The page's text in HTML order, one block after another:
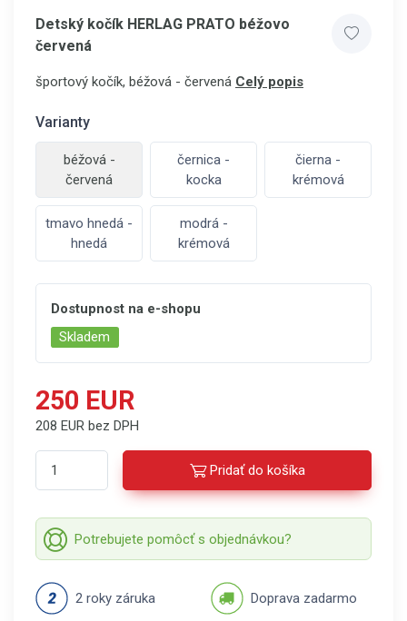
Detský kočík HERLAG PRATO béžovo
červená
športový kočík, béžová - červená Celý popis
Varianty
béžová -
červená
černica -
kocka
čierna -
krémová
tmavo hnedá -
hnedá
modrá -
krémová
Dostupnost na e-shopu
Skladem
250 EUR
208 EUR bez DPH
Pridať do košíka
Potrebujete pomôcť s objednávkou?
2 roky záruka Doprava zadarmo